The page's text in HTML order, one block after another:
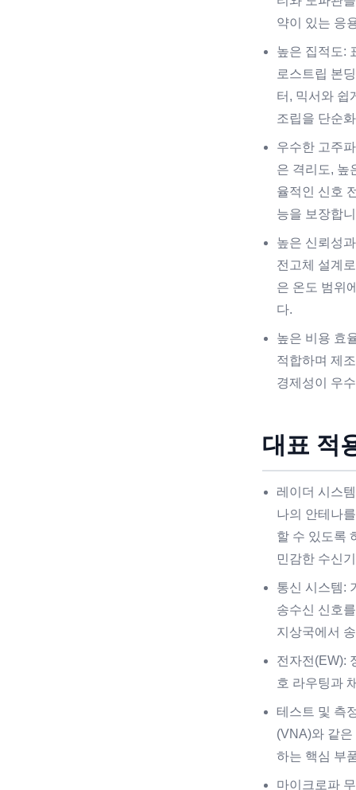
약이 있는 응
높은 집적도:
로스트립 본
터, 믹서와 쉽
조립을 단순
우수한 고주
은 격리도, 높
율적인 신호
능을 보장합
높은 신뢰성
전고체 설계
은 온도 범위
다.
높은 비용 효
적합하며 제
경제성이 우
대표 적
레이더 시스
나의 안테나
할 수 있도록
민감한 수신
통신 시스템:
송수신 신호
지상국에서
전자전(EW):
호 라우팅과
테스트 및 측
(VNA)와 같
하는 핵심 부
마이크로파